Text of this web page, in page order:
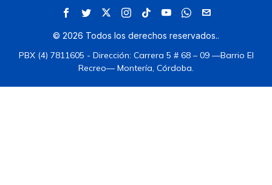
© 2026 Todos los derechos reservados..
PBX (4) 7811605 - Dirección: Carrera 5 # 68 – 09 —Barrio El
Recreo— Montería, Córdoba.